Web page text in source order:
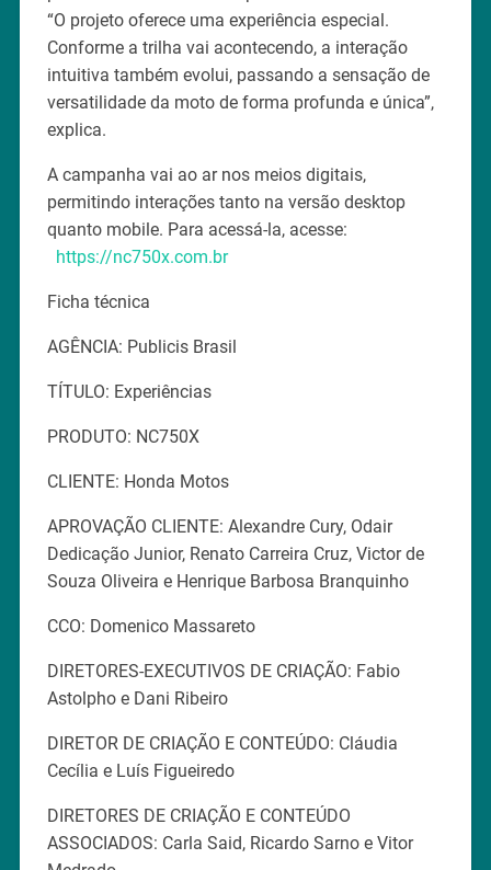
“O projeto oferece uma experiência especial.
Conforme a trilha vai acontecendo, a interação
intuitiva também evolui, passando a sensação de
versatilidade da moto de forma profunda e única”,
explica.
A campanha vai ao ar nos meios digitais,
permitindo interações tanto na versão desktop
quanto mobile. Para acessá-la, acesse:
https://nc750x.com.br
Ficha técnica
AGÊNCIA: Publicis Brasil
TÍTULO: Experiências
PRODUTO: NC750X
CLIENTE: Honda Motos
APROVAÇÃO CLIENTE: Alexandre Cury, Odair
Dedicação Junior, Renato Carreira Cruz, Victor de
Souza Oliveira e Henrique Barbosa Branquinho
CCO: Domenico Massareto
DIRETORES-EXECUTIVOS DE CRIAÇÃO: Fabio
Astolpho e Dani Ribeiro
DIRETOR DE CRIAÇÃO E CONTEÚDO: Cláudia
Cecília e Luís Figueiredo
DIRETORES DE CRIAÇÃO E CONTEÚDO
ASSOCIADOS: Carla Said, Ricardo Sarno e Vitor